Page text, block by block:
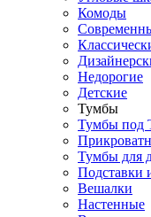
Комоды
Недорогие
Детские
Тумбы
Тумбы под
Тумбы для
Подставки
Вешалки
Настенные